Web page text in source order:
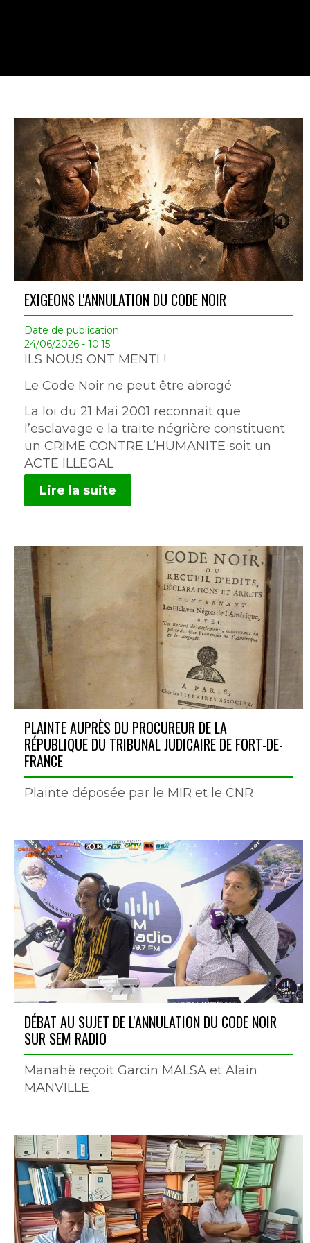
EXIGEONS L'ANNULATION DU CODE NOIR
Date de publication
24/06/2026 - 10:15
ILS NOUS ONT MENTI !
Le Code Noir ne peut être abrogé
La loi du 21 Mai 2001 reconnait que
l’esclavage e la traite négrière constituent
un CRIME CONTRE L’HUMANITE soit un
ACTE ILLEGAL
Lire la suite
PLAINTE AUPRÈS DU PROCUREUR DE LA
RÉPUBLIQUE DU TRIBUNAL JUDICAIRE DE FORT-DE-
FRANCE
Plainte déposée par le MIR et le CNR
DÉBAT AU SUJET DE L'ANNULATION DU CODE NOIR
SUR SEM RADIO
Manahë reçoit Garcin MALSA et Alain
MANVILLE